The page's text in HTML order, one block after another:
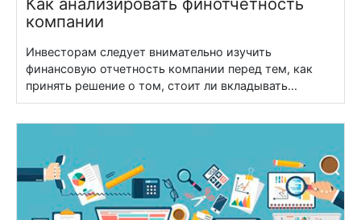
компании
Инвесторам следует внимательно изучить
финансовую отчетность компании перед тем, как
принять решение о том, стоит ли вкладывать...